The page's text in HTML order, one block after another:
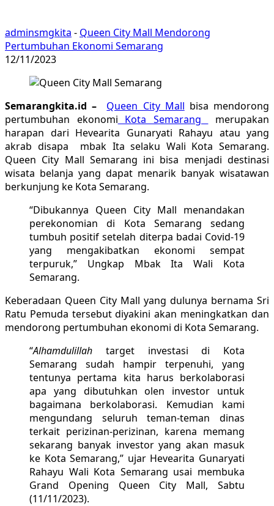
adminsmgkita - Queen City Mall Mendorong
Pertumbuhan Ekonomi Semarang
12/11/2023
Semarangkita.id – Queen City Mall bisa mendorong
pertumbuhan ekonomi Kota Semarang
merupakan
harapan dari Hevearita Gunaryati Rahayu atau yang
akrab disapa mbak Ita selaku Wali Kota Semarang.
Queen City Mall Semarang ini bisa menjadi destinasi
wisata belanja yang dapat menarik banyak wisatawan
berkunjung ke Kota Semarang.
“Dibukannya Queen City Mall menandakan
perekonomian di Kota Semarang sedang
tumbuh positif setelah diterpa badai Covid-19
yang mengakibatkan ekonomi sempat
terpuruk,” Ungkap Mbak Ita Wali Kota
Semarang.
Keberadaan Queen City Mall yang dulunya bernama Sri
Ratu Pemuda tersebut diyakini akan meningkatkan dan
mendorong pertumbuhan ekonomi di Kota Semarang.
“Alhamdulillah target investasi di Kota
Semarang sudah hampir terpenuhi, yang
tentunya pertama kita harus berkolaborasi
apa yang dibutuhkan olen investor untuk
bagaimana berkolaborasi. Kemudian kami
mengundang seluruh teman-teman dinas
terkait perizinan-perizinan, karena memang
sekarang banyak investor yang akan masuk
ke Kota Semarang,” ujar Hevearita Gunaryati
Rahayu Wali Kota Semarang usai membuka
Grand Opening Queen City Mall, Sabtu
(11/11/2023).